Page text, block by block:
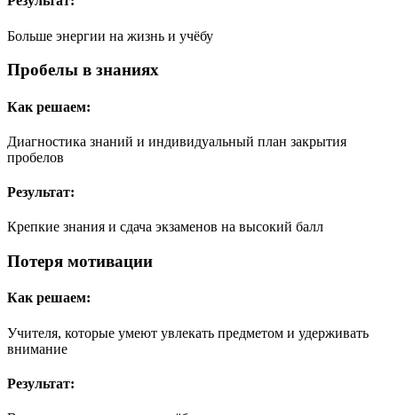
Больше энергии на жизнь и учёбу
Пробелы в знаниях
Как решаем:
Диагностика знаний и индивидуальный план закрытия
пробелов
Результат:
Крепкие знания и сдача экзаменов на высокий балл
Потеря мотивации
Как решаем:
Учителя, которые умеют увлекать предметом и удерживать
внимание
Результат: